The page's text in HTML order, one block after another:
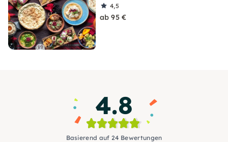
4,5
ab 95 €
4.8
Basierend auf 24 Bewertungen